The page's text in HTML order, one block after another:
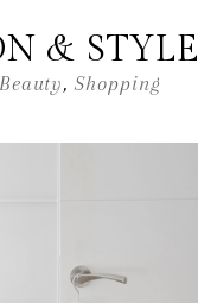
& STYLE
Beauty,Shopping